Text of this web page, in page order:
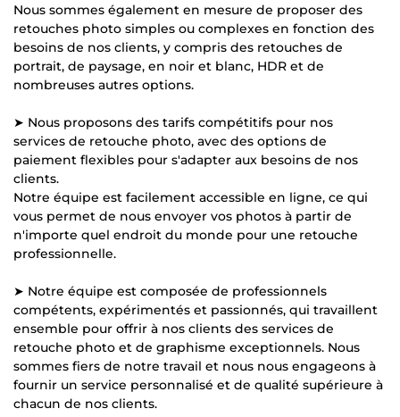
Nous sommes également en mesure de proposer des
retouches photo simples ou complexes en fonction des
besoins de nos clients, y compris des retouches de
portrait, de paysage, en noir et blanc, HDR et de
nombreuses autres options.
➤ Nous proposons des tarifs compétitifs pour nos
services de retouche photo, avec des options de
paiement flexibles pour s'adapter aux besoins de nos
clients.
Notre équipe est facilement accessible en ligne, ce qui
vous permet de nous envoyer vos photos à partir de
n'importe quel endroit du monde pour une retouche
professionnelle.
➤ Notre équipe est composée de professionnels
compétents, expérimentés et passionnés, qui travaillent
ensemble pour offrir à nos clients des services de
retouche photo et de graphisme exceptionnels. Nous
sommes fiers de notre travail et nous nous engageons à
fournir un service personnalisé et de qualité supérieure à
chacun de nos clients.